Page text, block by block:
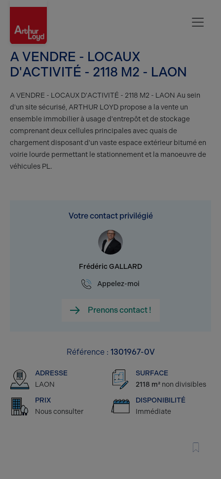
A VENDRE - LOCAUX
D'ACTIVITÉ - 2118 M2 - LAON
A VENDRE - LOCAUX D'ACTIVITÉ - 2118 M2 - LAON Au sein
d'un site sécurisé, ARTHUR LOYD propose a la vente un
ensemble immobilier à usage d'entrepôt et de stockage
comprenant deux cellules principales avec quais de
chargement disposant d'un vaste espace extérieur bitumé en
voirie lourde permettant le stationnement et la manoeuvre de
véhicules PL.
Votre contact privilégié
Frédéric GALLARD
Appelez-moi
Prenons contact !
Référence : 1301967-0V
ADRESSE
LAON
SURFACE
2118 m² non divisibles
PRIX
Nous consulter
DISPONIBILITÉ
Immédiate